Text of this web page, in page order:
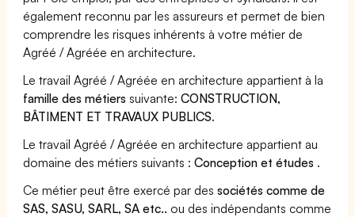
également reconnu par les assureurs et permet de bien
comprendre les risques inhérents à votre métier de
Agréé / Agréée en architecture.
Le travail Agréé / Agréée en architecture appartient à la
famille des métiers suivante:CONSTRUCTION,
BÂTIMENT ET TRAVAUX PUBLICS.
Le travail Agréé / Agréée en architecture appartient au
domaine des métiers suivants :Conception et études .
Ce métier peut être exercé par dessociétés comme de
SAS, SASU, SARL, SA etc.. ou des indépendants comme